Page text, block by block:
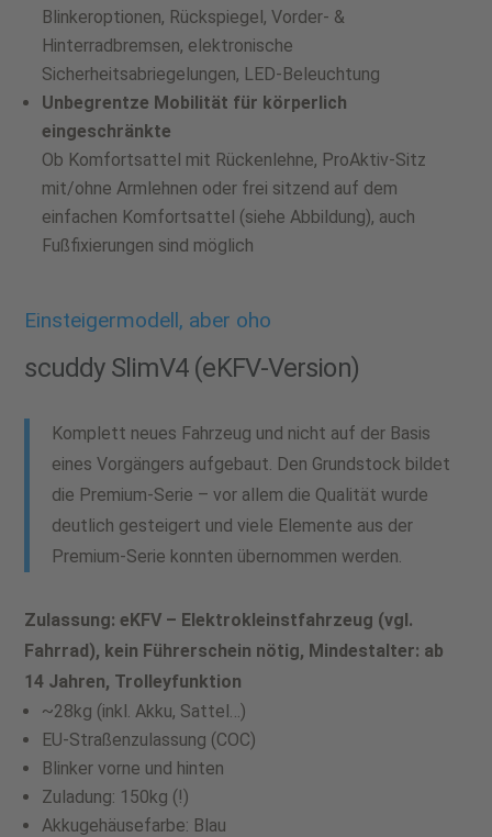
Blinkeroptionen, Rückspiegel, Vorder- &
Hinterradbremsen, elektronische
Sicherheitsabriegelungen, LED-Beleuchtung
Unbegrentze Mobilität für körperlich
eingeschränkte
Ob Komfortsattel mit Rückenlehne, ProAktiv-Sitz
mit/ohne Armlehnen oder frei sitzend auf dem
einfachen Komfortsattel (siehe Abbildung), auch
Fußfixierungen sind möglich
Einsteigermodell, aber oho
scuddy SlimV4 (eKFV-Version)
Komplett neues Fahrzeug und nicht auf der Basis
eines Vorgängers aufgebaut. Den Grundstock bildet
die Premium-Serie – vor allem die Qualität wurde
deutlich gesteigert und viele Elemente aus der
Premium-Serie konnten übernommen werden.
Zulassung: eKFV – Elektrokleinstfahrzeug (vgl.
Fahrrad), kein Führerschein nötig, Mindestalter: ab
14 Jahren, Trolleyfunktion
~28kg (inkl. Akku, Sattel…)
EU-Straßenzulassung (COC)
Blinker vorne und hinten
Zuladung: 150kg (!)
Akkugehäusefarbe: Blau